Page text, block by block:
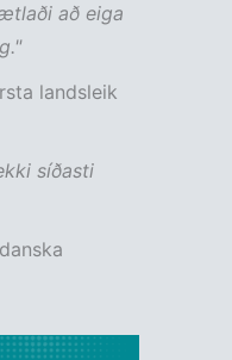
að eiga
landsleik
síðasti